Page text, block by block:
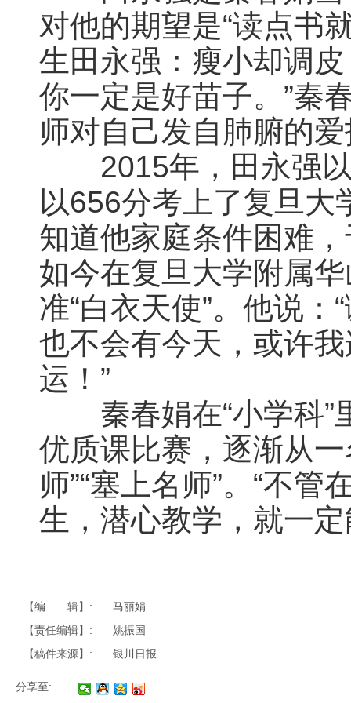
对他的期望是“读点书
生 田 永强：瘦小却调
你一定是好苗子。”秦
师对自己发自肺腑的
2015年， 田 永强
以656分考上了复旦大
知道他家庭条件困难
如今在复旦大学附属
准“白衣天使”。他说：
也不会有今天，或许
运！”
秦春娟在“小学科”
优质课比赛，逐渐从一
师”“塞上名师”。“不
生，潜心教学，就一
【编 辑】:
马丽娟
【责任编辑】:
姚振国
【稿件来源】:
银川日报
分享至: